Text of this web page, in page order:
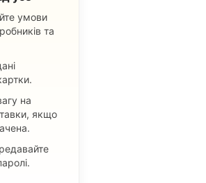
умови
та
на
якщо